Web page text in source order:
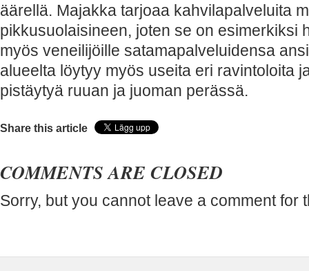
äärellä. Majakka tarjoaa kahvilapalveluita
pikkusuolaisineen, joten se on esimerkiksi
myös veneilijöille satamapalveluidensa
alueelta löytyy myös useita eri ravintoloita
pistäytyä ruuan ja juoman perässä.
Share this article
COMMENTS ARE CLOSED
Sorry, but you cannot leave a comment for